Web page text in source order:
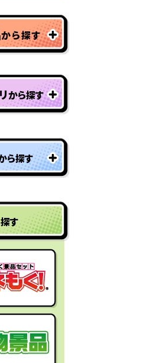
から探す
から探す
ス
！
コレ！
ら探す
品す